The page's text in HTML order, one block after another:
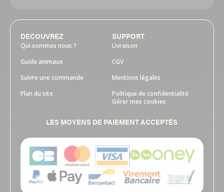
DECOUVREZ
Qui sommes nous ?
Guide animaux
Suivre une commande
Plan du site
SUPPORT
Livraison
CGV
Mentions légales
Politique de confidentialité
Gérer mes cookies
LES MOYENS DE PAIEMENT ACCEPTÉS